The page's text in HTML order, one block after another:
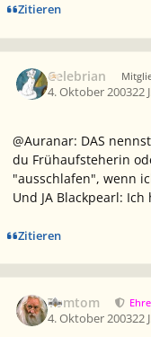
Zitieren
Celebrian
4. Oktober 200322
@Auranar: DAS
du Frühaufsteherin
"ausschlafen", wenn
Und JA Blackpearl:
Zitieren
Tomtom
4. Oktober 200322